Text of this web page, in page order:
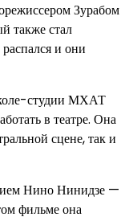
Зурабом
также стал
и они
студии МХАТ
в театре. Она
сцене, так и
Нино Нинидзе —
фильме она